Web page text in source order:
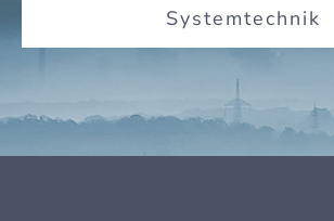
Systemtechnik